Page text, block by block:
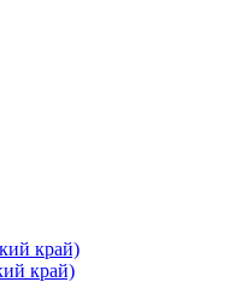
край)
край)